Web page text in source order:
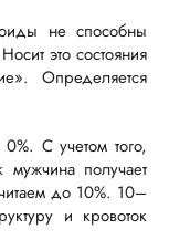
не способны
это состояния
Определяется
0%. С учетом того,
мужчина получает
до 10%. 10–
и кровоток